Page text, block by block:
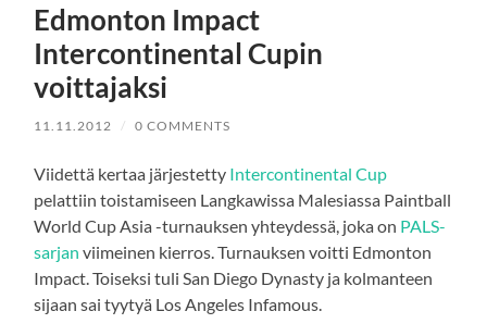
Edmonton Impact
Intercontinental Cupin
voittajaksi
11.11.2012 / 0 COMMENTS
Viidettä kertaa järjestetty Intercontinental Cup
pelattiin toistamiseen Langkawissa Malesiassa Paintball
World Cup Asia -turnauksen yhteydessä, joka on PALS-
sarjan viimeinen kierros. Turnauksen voitti Edmonton
Impact. Toiseksi tuli San Diego Dynasty ja kolmanteen
sijaan sai tyytyä Los Angeles Infamous.